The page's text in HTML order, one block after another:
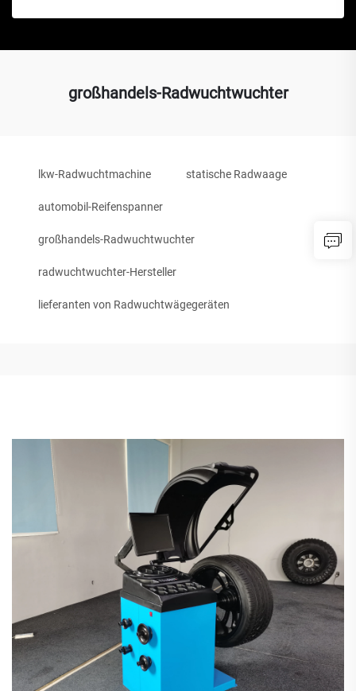
großhandels-Radwuchtwuchter
lkw-Radwuchtmachine statische Radwaage
automobil-Reifenspanner
großhandels-Radwuchtwuchter
radwuchtwuchter-Hersteller
lieferanten von Radwuchtwägegeräten